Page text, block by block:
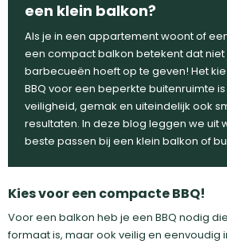
een klein balkon?
Als je in een appartement woont of
een compact balkon betekent dat
barbecueën hoeft op te geven! Het
BBQ voor een beperkte buitenruimte
veiligheid, gemak en uiteindelijk ook
resultaten. In deze blog leggen we uit
beste passen bij een klein balkon of
Kies voor een compacte BBQ!
Voor een balkon heb je een BBQ nodig
formaat is, maar ook veilig en eenvoudig